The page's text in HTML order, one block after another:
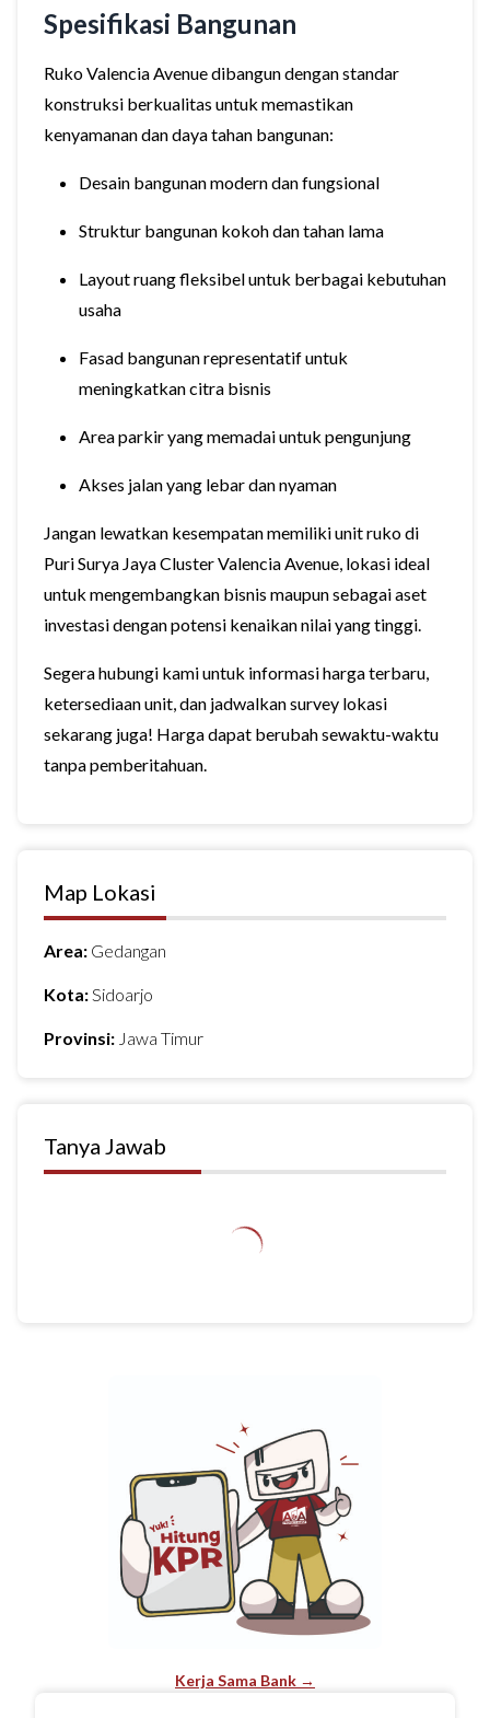
Kerja Sama Bank →
Spesifikasi Bangunan
Ruko Valencia Avenue dibangun dengan standar
konstruksi berkualitas untuk memastikan
kenyamanan dan daya tahan bangunan:
Desain bangunan modern dan fungsional
Struktur bangunan kokoh dan tahan lama
Layout ruang fleksibel untuk berbagai kebutuhan
usaha
Fasad bangunan representatif untuk
meningkatkan citra bisnis
Area parkir yang memadai untuk pengunjung
Akses jalan yang lebar dan nyaman
Jangan lewatkan kesempatan memiliki unit ruko di
Puri Surya Jaya Cluster Valencia Avenue, lokasi ideal
untuk mengembangkan bisnis maupun sebagai aset
investasi dengan potensi kenaikan nilai yang tinggi.
Segera hubungi kami untuk informasi harga terbaru,
ketersediaan unit, dan jadwalkan survey lokasi
sekarang juga! Harga dapat berubah sewaktu-waktu
tanpa pemberitahuan.
Map Lokasi
Area: Gedangan
Kota:Sidoarjo
Provinsi: Jawa Timur
Tanya Jawab